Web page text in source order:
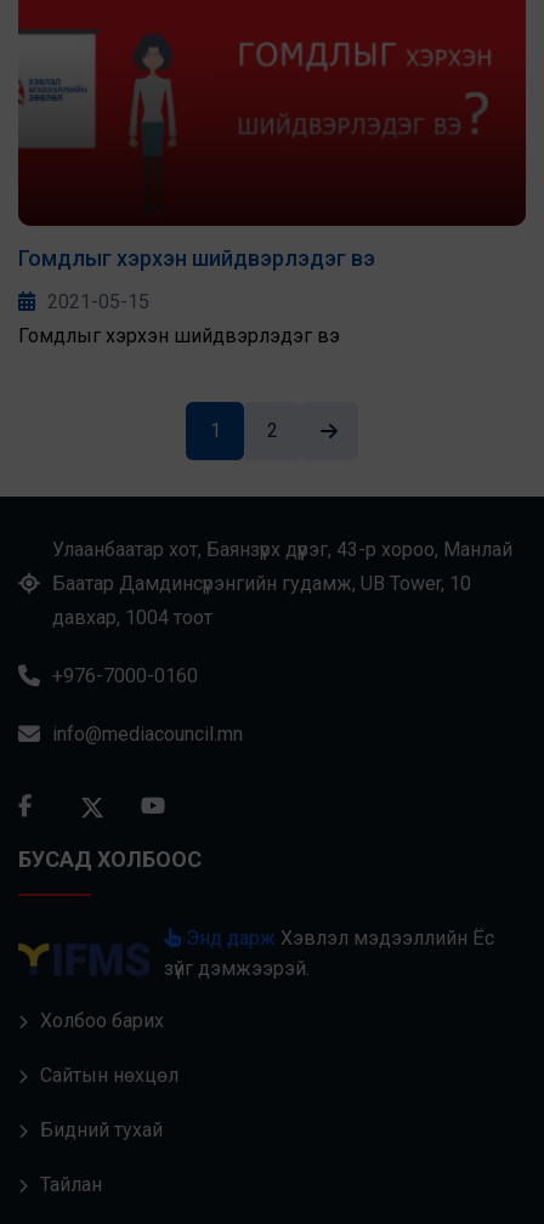
Гомдлыг хэрхэн шийдвэрлэдэг вэ
2021-05-15
Гомдлыг хэрхэн шийдвэрлэдэг вэ
1 2
Улаанбаатар хот, Баянзүрх дүүрэг, 43-р хороо, Манлай
Баатар Дамдинсүрэнгийн гудамж, UB Tower, 10
давхар, 1004 тоот
+976-7000-0160
info@mediacouncil.mn
БУСАД ХОЛБООС
Энд дарж Хэвлэл мэдээллийн Ёс
зүйг дэмжээрэй.
Холбоо барих
Сайтын нөхцөл
Бидний тухай
Тайлан